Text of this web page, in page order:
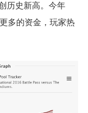
历史新高。今年
多的资金，玩家热